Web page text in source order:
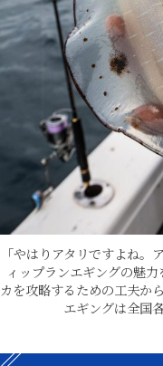
「やはりアタリですよね
ィップランエギングの魅
カを攻略するための工夫か
エギングは全国